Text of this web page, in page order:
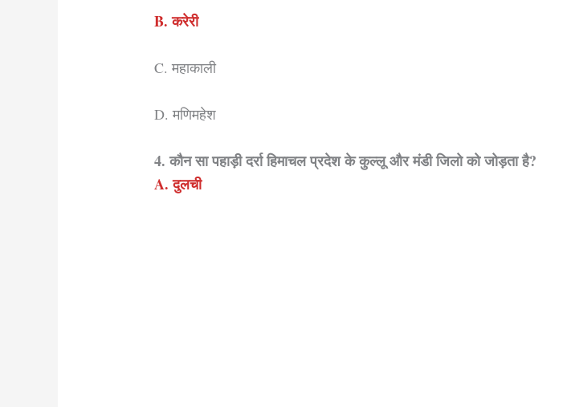
B. करेरी
C. महाकाली
D. मणिमहेश
4. कौन सा पहाड़ी दर्रा हिमाचल प्रदेश के कुल्लू और मंडी जिलो को जोड़ता है?
A. दुलची